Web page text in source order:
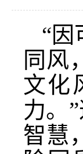
“因
同风
文化
力。
智慧